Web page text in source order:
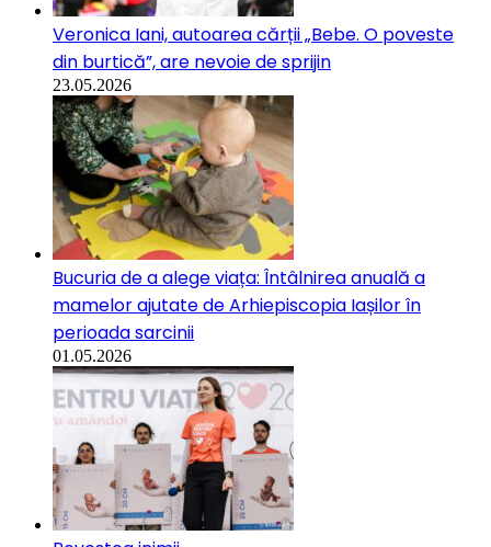
Veronica Iani, autoarea cărții „Bebe. O poveste
din burtică”, are nevoie de sprijin
23.05.2026
Bucuria de a alege viața: Întâlnirea anuală a
mamelor ajutate de Arhiepiscopia Iașilor în
perioada sarcinii
01.05.2026